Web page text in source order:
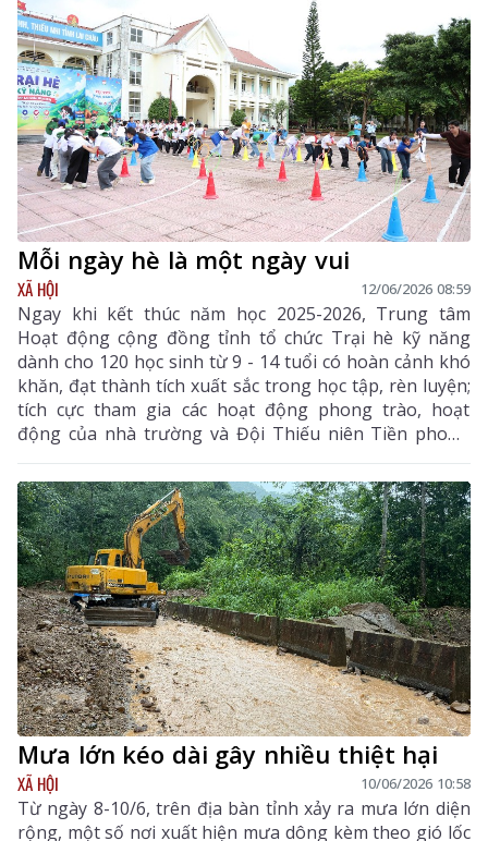
Mỗi ngày hè là một ngày vui
XÃ HỘI 12/06/2026 08:59
Ngay khi kết thúc năm học 2025-2026, Trung tâm
Hoạt động cộng đồng tỉnh tổ chức Trại hè kỹ năng
dành cho 120 học sinh từ 9 - 14 tuổi có hoàn cảnh khó
khăn, đạt thành tích xuất sắc trong học tập, rèn luyện;
tích cực tham gia các hoạt động phong trào, hoạt
động của nhà trường và Đội Thiếu niên Tiền phong
Hồ Chí Minh đến từ 12 xã, phường trên địa bàn tỉnh.
Mưa lớn kéo dài gây nhiều thiệt hại
XÃ HỘI 10/06/2026 10:58
Từ ngày 8-10/6, trên địa bàn tỉnh xảy ra mưa lớn diện
rộng, một số nơi xuất hiện mưa dông kèm theo gió lốc